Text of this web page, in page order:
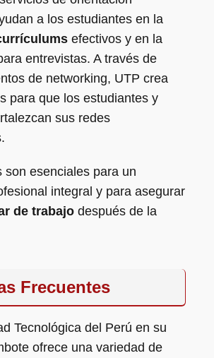
a los estudiantes en la
efectivos y en la
entrevistas. A través de
de networking, UTP crea
para que los estudiantes y
sus redes
son esenciales para un
integral y para asegurar
de trabajo después de la
Frecuentes
Tecnológica del Perú en su
ofrece una variedad de